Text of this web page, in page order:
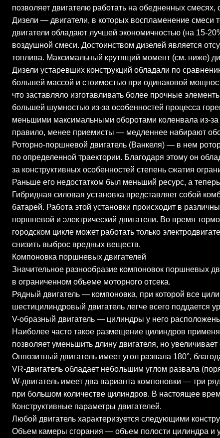
позволяет двигателю работать на обедненных
Дизели — двигатели, в которых воспламенение
двигатели обладают лучшей экономичностью (на 15-
воздушной смеси. Достоинством дизелей является
топлива. Максимальный крутящий момент (см. ниже)
Дизели устаревших конструкций обладали по
большей массой и стоимостью при одинаковой
что заставляло изготавливать более прочные
большей шумностью из-за особенностей процесса
меньшими максимальными оборотами коленвала из-
правило, менее приемисты — медленнее набирают
Роторно-поршневой двигатель (Ванкеля) — в нем
по определенной траектории. Благодаря этому он
за конструктивных особенностей степень сжатия
Раньше его недостатком был меньший ресурс, а
Гибридная силовая установка представляет собой
батарей. Работа этой установки происходит в
поршневой и электрический двигатели. Во время
городском цикле может работать только
снизить выброс вредных веществ.
Компоновка поршневых двигателей
Значительное разнообразие компоновок поршневых
в ограниченном объеме моторного отсека.
Рядный двигатель — компоновка, при которой все
шестицилиндровый двигатель легче всего поддается
V-образный двигатель — цилиндры у него
Наиболее часто такое размещение цилиндров
позволяет уменьшить длину двигателя, но увеличивает
Оппозитный двигатель имеет угол развала 180°,
VR-двигатель обладает небольшим углом развала
W-двигатель имеет два варианта компоновки — три
при большом количестве цилиндров. В настоящее
Конструктивные параметры двигателей.
Любой двигатель характеризуется следующими
Объем камеры сгорания — объем полости цилиндра и